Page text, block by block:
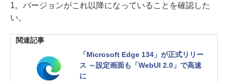
1。バージョンがこれ以降になっていることを確認した
い。
関連記事
「Microsoft Edge 134」が正式リリー
ス ～設定画面も「WebUI 2.0」で高速
に